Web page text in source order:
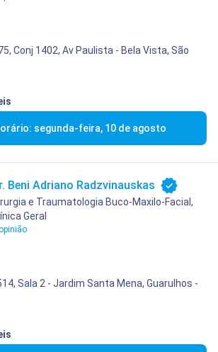
Conj 1402, Av Paulista - Bela Vista, São
segunda-feira, 10 de agosto
Beni Adriano Radzvinauskas
e Traumatologia Buco-Maxilo-Facial,
Geral
Sala 2 - Jardim Santa Mena, Guarulhos -